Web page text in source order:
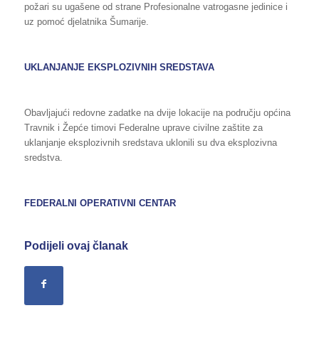
požari su ugašene od strane Profesionalne vatrogasne jedinice i
uz pomoć djelatnika Šumarije.
UKLANJANJE EKSPLOZIVNIH SREDSTAVA
Obavljajući redovne zadatke na dvije lokacije na području općina
Travnik i Žepće timovi Federalne uprave civilne zaštite za
uklanjanje eksplozivnih sredstava uklonili su dva eksplozivna
sredstva.
FEDERALNI OPERATIVNI CENTAR
Podijeli ovaj članak